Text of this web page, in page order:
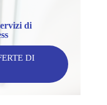
di
DI